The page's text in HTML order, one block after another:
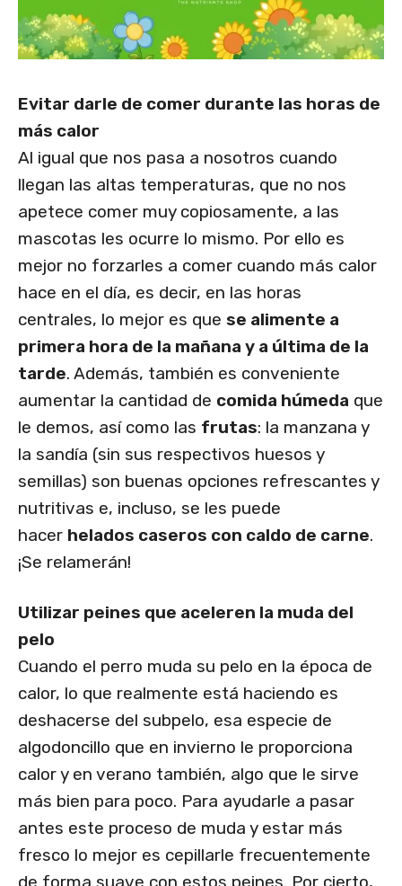
Evitar darle de comer durante las horas de
más calor
Al igual que nos pasa a nosotros cuando
llegan las altas temperaturas, que no nos
apetece comer muy copiosamente, a las
mascotas les ocurre lo mismo. Por ello es
mejor no forzarles a comer cuando más calor
hace en el día, es decir, en las horas
centrales, lo mejor es que se alimente a
primera hora de la mañana y a última de la
tarde. Además, también es conveniente
aumentar la cantidad de comida húmeda que
le demos, así como las frutas: la manzana y
la sandía (sin sus respectivos huesos y
semillas) son buenas opciones refrescantes y
nutritivas e, incluso, se les puede
hacer helados caseros con caldo de carne.
¡Se relamerán!
Utilizar peines que aceleren la muda del
pelo
Cuando el perro muda su pelo en la época de
calor, lo que realmente está haciendo es
deshacerse del subpelo, esa especie de
algodoncillo que en invierno le proporciona
calor y en verano también, algo que le sirve
más bien para poco. Para ayudarle a pasar
antes este proceso de muda y estar más
fresco lo mejor es cepillarle frecuentemente
de forma suave con estos peines. Por cierto,